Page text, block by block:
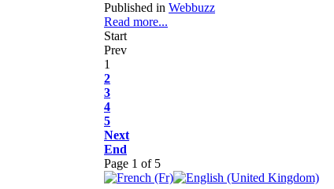
Published in Webbuzz
Read more...
Start
Prev
1
2
3
4
5
Next
End
Page 1 of 5